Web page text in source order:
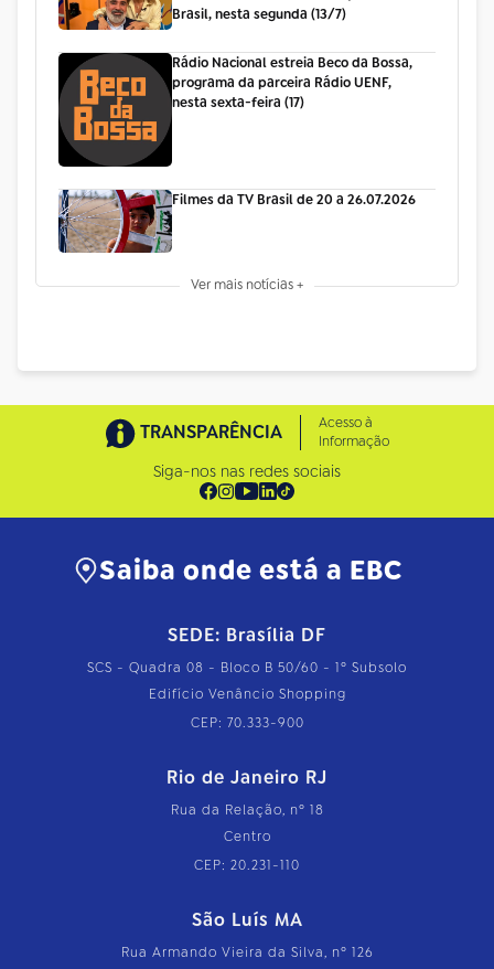
Brasil, nesta segunda (13/7)
Rádio Nacional estreia Beco da Bossa,
programa da parceira Rádio UENF,
nesta sexta-feira (17)
Filmes da TV Brasil de 20 a 26.07.2026
Ver mais notícias +
TRANSPARÊNCIA
Acesso à
Informação
Siga-nos nas redes sociais
Saiba onde está a EBC
SEDE: Brasília DF
SCS - Quadra 08 - Bloco B 50/60 - 1º Subsolo
Edifício Venâncio Shopping
CEP: 70.333-900
Rio de Janeiro RJ
Rua da Relação, nº 18
Centro
CEP: 20.231-110
São Luís MA
Rua Armando Vieira da Silva, nº 126